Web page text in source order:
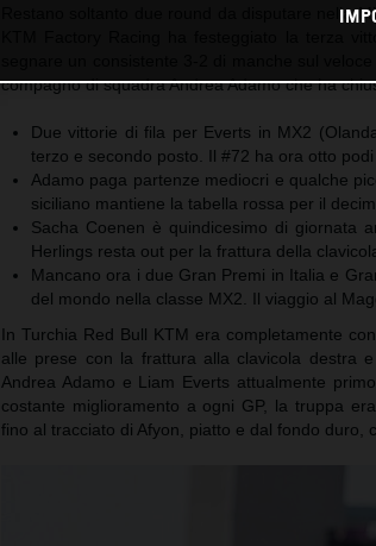
Restano soltanto due round da disputare nella
compagno di squadra Andrea Adamo che ha
Due vittorie di fila per Everts in MX2
terzo e secondo posto. Il #72 ha ora otto
Adamo paga partenze mediocri e qualche
siciliano mantiene la tabella rossa per il
Sacha Coenen è quindicesimo di giornata
Herlings resta out per la frattura della
Mancano ora i due Gran Premi in Italia e
del mondo nella classe MX2. Il viaggio al
In Turchia Red Bull KTM era completamente
alle prese con la frattura alla clavicola destra
Andrea Adamo e Liam Everts attualmente
costante miglioramento a ogni GP, la truppa
fino al tracciato di Afyon, piatto e dal fondo duro,